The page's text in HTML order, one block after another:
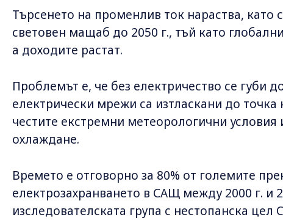
Търсенето на променлив ток нараства, като
световен мащаб до 2050 г., тъй като
а доходите растат.
Проблемът е, че без електричество се губи
електрически мрежи са изтласкани до
честите екстремни метеорологични
охлаждане.
Времето е отговорно за 80% от големите
електрозахранването в САЩ между 2000 г. и
изследователската група с нестопанска цел